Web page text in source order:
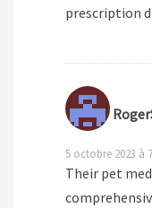
prescription
5 octobre 2023 à
Their pet